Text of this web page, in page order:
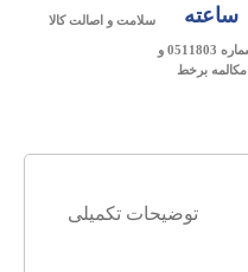
ساعته
با شماره 0511803 و
مکالمه برخط
سلامت و اصالت کالا
توضیحات تکمیلی